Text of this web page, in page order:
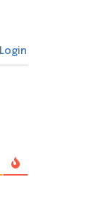
Login